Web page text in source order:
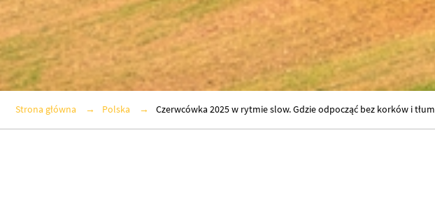
Strona główna Polska Czerwcówka 2025 w rytmie slow. Gdzie odpocząć bez korków i